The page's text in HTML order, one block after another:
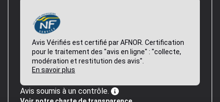
Avis Vérifiés est certifié par AFNOR. Certification
pour le traitement des "avis en ligne" : "collecte,
modération et restitution des avis".
En savoir plus
Avis soumis à un contrôle.